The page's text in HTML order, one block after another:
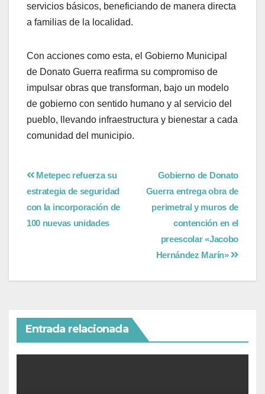
servicios básicos, beneficiando de manera directa
a familias de la localidad.
Con acciones como esta, el Gobierno Municipal
de Donato Guerra reafirma su compromiso de
impulsar obras que transforman, bajo un modelo
de gobierno con sentido humano y al servicio del
pueblo, llevando infraestructura y bienestar a cada
comunidad del municipio.
Gobierno de Donato
Guerra entrega obra de
perimetral y muros de
contención en el
preescolar «Jacobo
Hernández Marín»
Metepec refuerza su
estrategia de seguridad
con la incorporación de
100 nuevas unidades
Entrada relacionada